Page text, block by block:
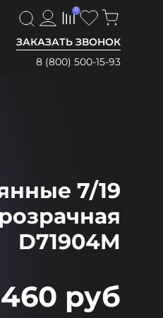
ЗАКАЗАТЬ ЗВОНОК
8 (800) 500-15-93
0
7/19
D71904M
руб